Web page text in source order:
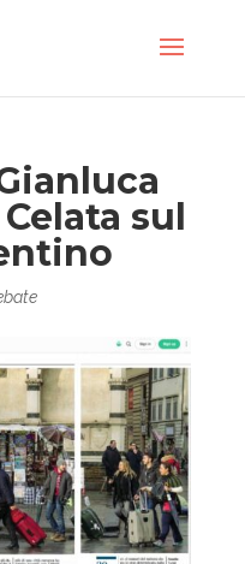
sul